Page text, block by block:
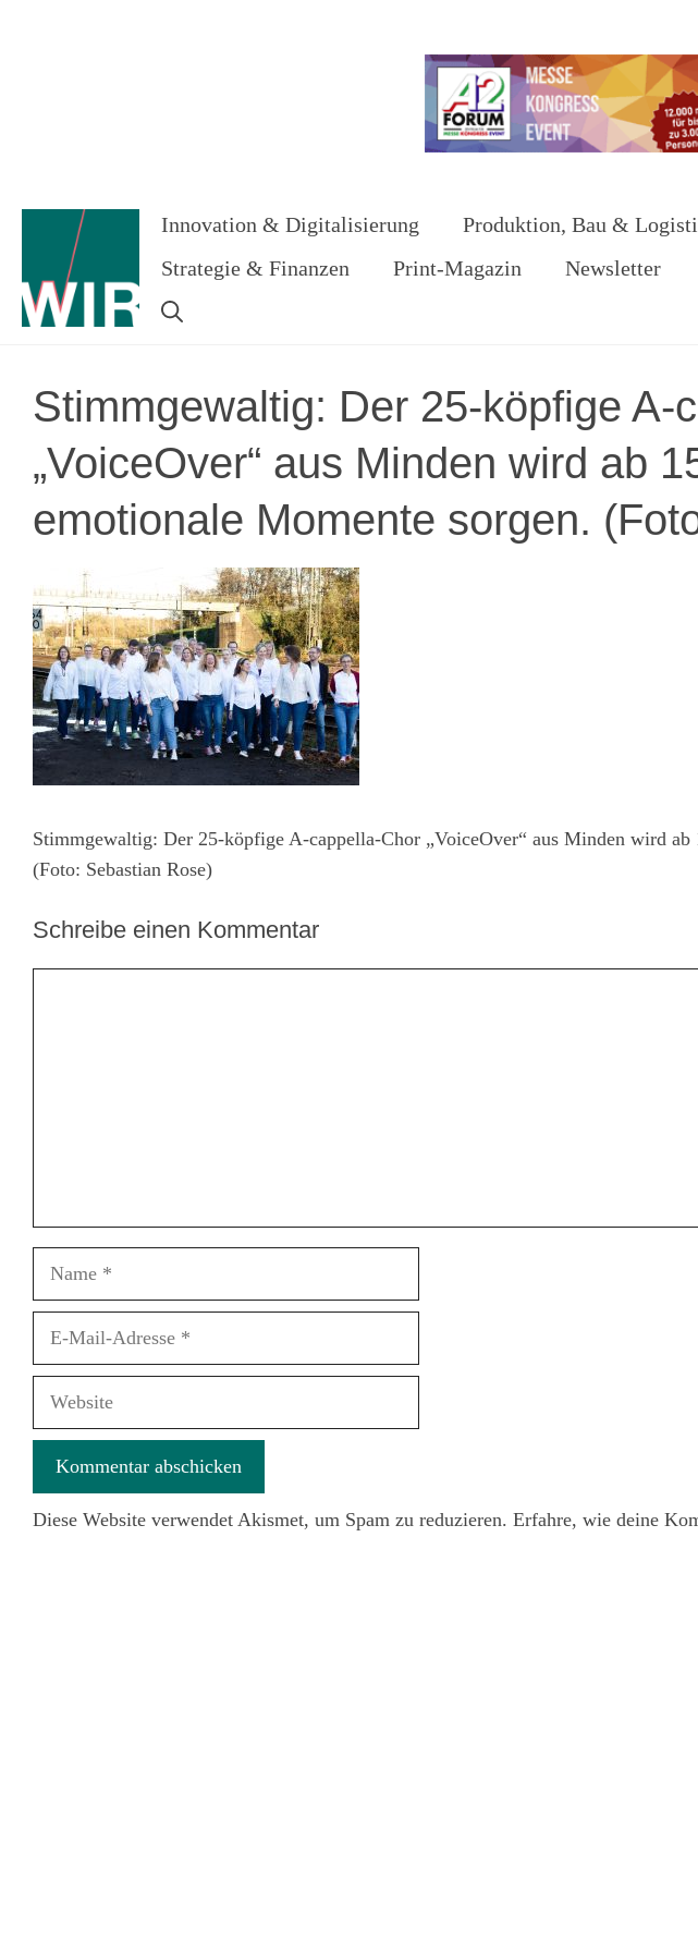
Innovation & Digitalisierung Produktion, Bau &
Strategie & Finanzen
Print-Magazin Newsletter
Stimmgewaltig: Der 25-köpfige A-
„VoiceOver“ aus Minden wird ab
emotionale Momente sorgen.
Stimmgewaltig: Der 25-köpfige A-cappella-Chor „VoiceOver“ aus Minden wird
(Foto: Sebastian Rose)
Schreibe einen Kommentar
Name
Website
Diese Website verwendet Akismet, um Spam zu reduzieren. Erfahre, wie deine